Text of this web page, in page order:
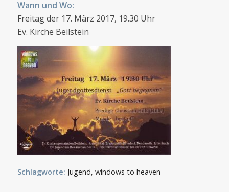
Wann und Wo:
Freitag der 17. März 2017, 19.30 Uhr
Ev. Kirche Beilstein
Schlagworte: Jugend, windows to heaven